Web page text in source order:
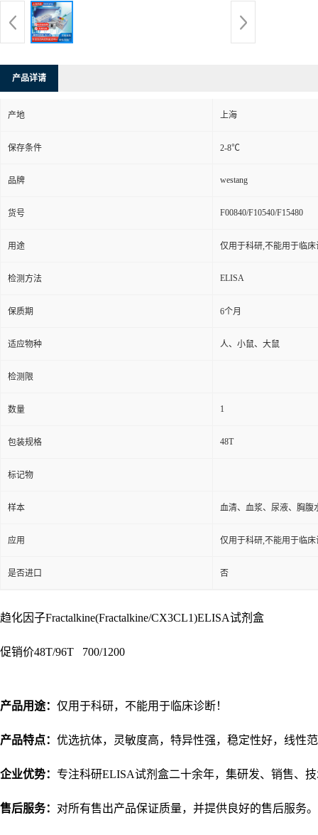
产品详请
产地 上海
保存条件 2-8℃
品牌 westang
货号 F00840/F10540/F15480
用途 仅用于科研,不能用于临
检测方法 ELISA
保质期 6个月
适应物种 人、小鼠、大鼠
检测限
数量 1
包装规格 48T
标记物
样本 血清、血浆、尿液、胸腹
应用 仅用于科研,不能用于临
是否进口 否
趋化因子Fractalkine(Fractalkine/CX3CL1)ELISA试剂盒
促销价48T/96T 700/1200
产品用途： 仅用于科研，不能用于临床诊断！
产品特点： 优选抗体，灵敏度高，特异性强，稳定性好，线性
企业优势： 专注科研ELISA试剂盒二十余年，集研发、销售、
售后服务： 对所有售出产品保证质量，并提供良好的售后服务。